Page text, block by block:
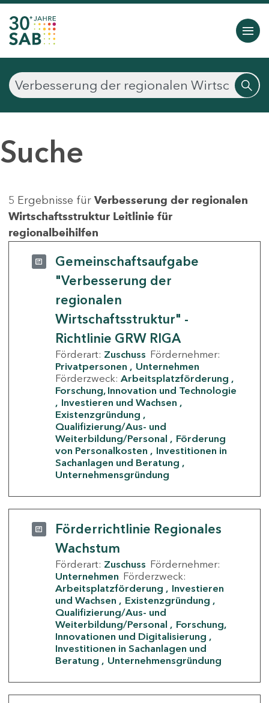
Suche
5 Ergebnisse für Verbesserung der regionalen
Wirtschaftsstruktur Leitlinie für
regionalbeihilfen
Gemeinschaftsaufgabe
"Verbesserung der
regionalen
Wirtschaftsstruktur" -
Richtlinie GRW RIGA
Förderart: Zuschuss Fördernehmer:
Privatpersonen
Unternehmen
Förderzweck: Arbeitsplatzförderung
Forschung, Innovation und Technologie
Investieren und Wachsen
Existenzgründung
Qualifizierung/Aus- und
Weiterbildung/Personal
Förderung
von Personalkosten
Investitionen in
Sachanlagen und Beratung
Unternehmensgründung
Förderrichtlinie Regionales
Wachstum
Förderart: Zuschuss Fördernehmer:
Unternehmen Förderzweck:
Arbeitsplatzförderung
Investieren
und Wachsen
Existenzgründung
Qualifizierung/Aus- und
Weiterbildung/Personal
Forschung,
Innovationen und Digitalisierung
Investitionen in Sachanlagen und
Beratung
Unternehmensgründung